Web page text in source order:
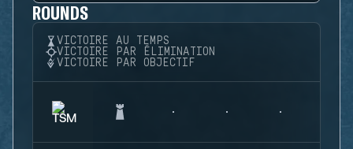
ROUNDS
VICTOIRE AU TEMPS
VICTOIRE PAR ÉLIMINATION
VICTOIRE PAR OBJECTIF